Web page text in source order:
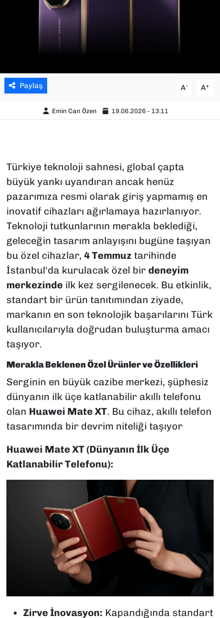
Paylaş A- A+
Emin Can Özen 19.06.2026 - 13:11
Türkiye teknoloji sahnesi, global çapta
büyük yankı uyandıran ancak henüz
pazarımıza resmi olarak giriş yapmamış en
inovatif cihazları ağırlamaya hazırlanıyor.
Teknoloji tutkunlarının merakla beklediği,
geleceğin tasarım anlayışını bugüne taşıyan
bu özel cihazlar, 4 Temmuztarihinde
İstanbul'da kurulacak özel bir deneyim
merkezinde ilk kez sergilenecek. Bu etkinlik,
standart bir ürün tanıtımından ziyade,
markanın en son teknolojik başarılarını Türk
kullanıcılarıyla doğrudan buluşturma amacı
taşıyor.
Merakla Beklenen Özel Ürünler ve Özellikleri
Serginin en büyük cazibe merkezi, şüphesiz
dünyanın ilk üçe katlanabilir akıllı telefonu
olan Huawei Mate XT. Bu cihaz, akıllı telefon
tasarımında bir devrim niteliği taşıyor
Huawei Mate XT (Dünyanın İlk Üçe
Katlanabilir Telefonu):
Zirve İnovasyon: Kapandığında standart
YAŞAM
YEREL YÖNETİMLER